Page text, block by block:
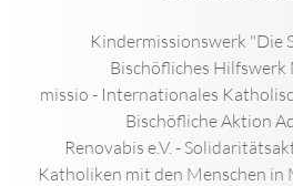
Kindermissionswerk "Die
Bischöfliches Hilfswerk
missio - Internationales
Bischöfliche Aktion
Renovabis e.V. -
Katholiken mit den Menschen